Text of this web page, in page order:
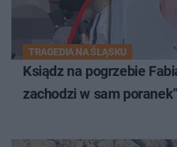
TRAGEDIA NA ŚLĄSKU
Ksiądz na pogrzebie
zachodzi w sam poranek”